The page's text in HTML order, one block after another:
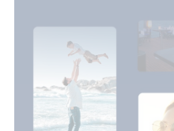
el
que